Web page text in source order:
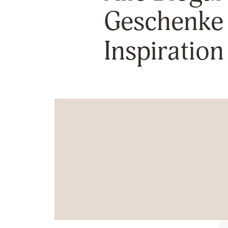
Inspiration